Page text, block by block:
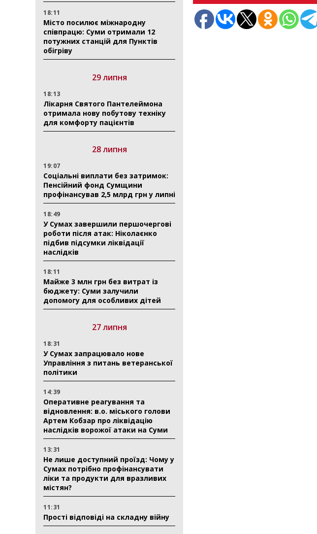
18:11
Місто посилює міжнародну
співпрацю: Суми отримали 12
потужних станцій для Пунктів
обігріву
29 липня
18:13
Лікарня Святого Пантелеймона
отримала нову побутову техніку
для комфорту пацієнтів
28 липня
19:07
Соціальні виплати без затримок:
Пенсійний фонд Сумщини
профінансував 2,5 млрд грн у липні
18:49
У Сумах завершили першочергові
роботи після атак: Ніколаєнко
підбив підсумки ліквідації
наслідків
18:11
Майже 3 млн грн без витрат із
бюджету: Суми залучили
допомогу для особливих дітей
27 липня
18:31
У Сумах запрацювало нове
Управління з питань ветеранської
політики
14:39
Оперативне реагування та
відновлення: в.о. міського голови
Артем Кобзар про ліквідацію
наслідків ворожої атаки на Суми
13:31
Не лише доступний проїзд: Чому у
Сумах потрібно профінансувати
ліки та продукти для вразливих
містян?
11:31
Прості відповіді на складну війну